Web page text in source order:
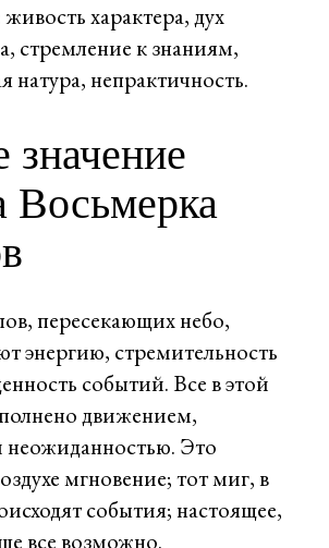
характера, дух
стремление к знаниям,
натура, непрактичность.
Восьмерка
пересекающих небо,
энергию, стремительность
событий. Все в этой
движением,
неожиданностью. Это
мгновение; тот миг, в
события; настоящее,
все возможно.